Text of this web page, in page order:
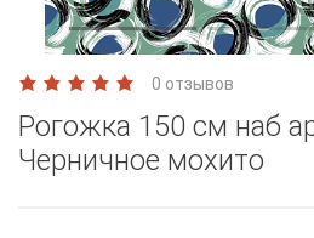
0 отзывов
Рогожка 150 см наб
Черничное мохито